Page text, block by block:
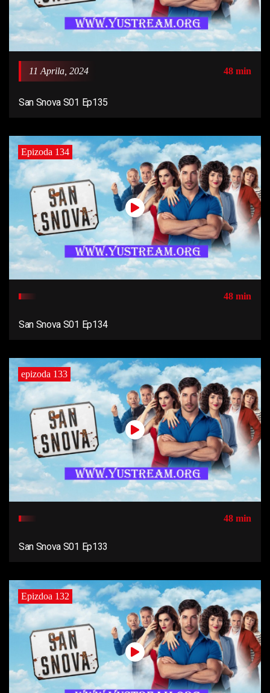
11 Aprila, 2024 48 min
San Snova S01 Ep135
Epizoda 134
48 min
San Snova S01 Ep134
epizoda 133
48 min
San Snova S01 Ep133
Epizdoa 132